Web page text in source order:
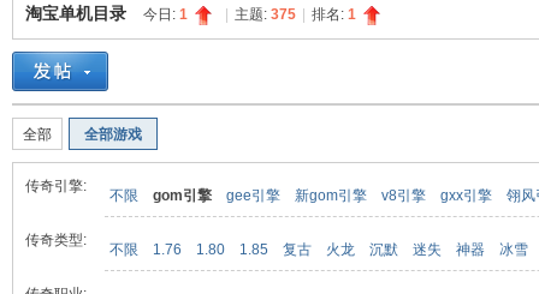
»
淘宝单机目录 今日: 1 主题: 375 排名: 1
全部 全部游戏
传奇引擎:
不限 gom引擎 gee引擎 新gom引擎 v8引擎 gxx引擎 翎风
传奇类型:
不限 1.76 1.80 1.85 复古 火龙 沉默 迷失 神器 冰雪